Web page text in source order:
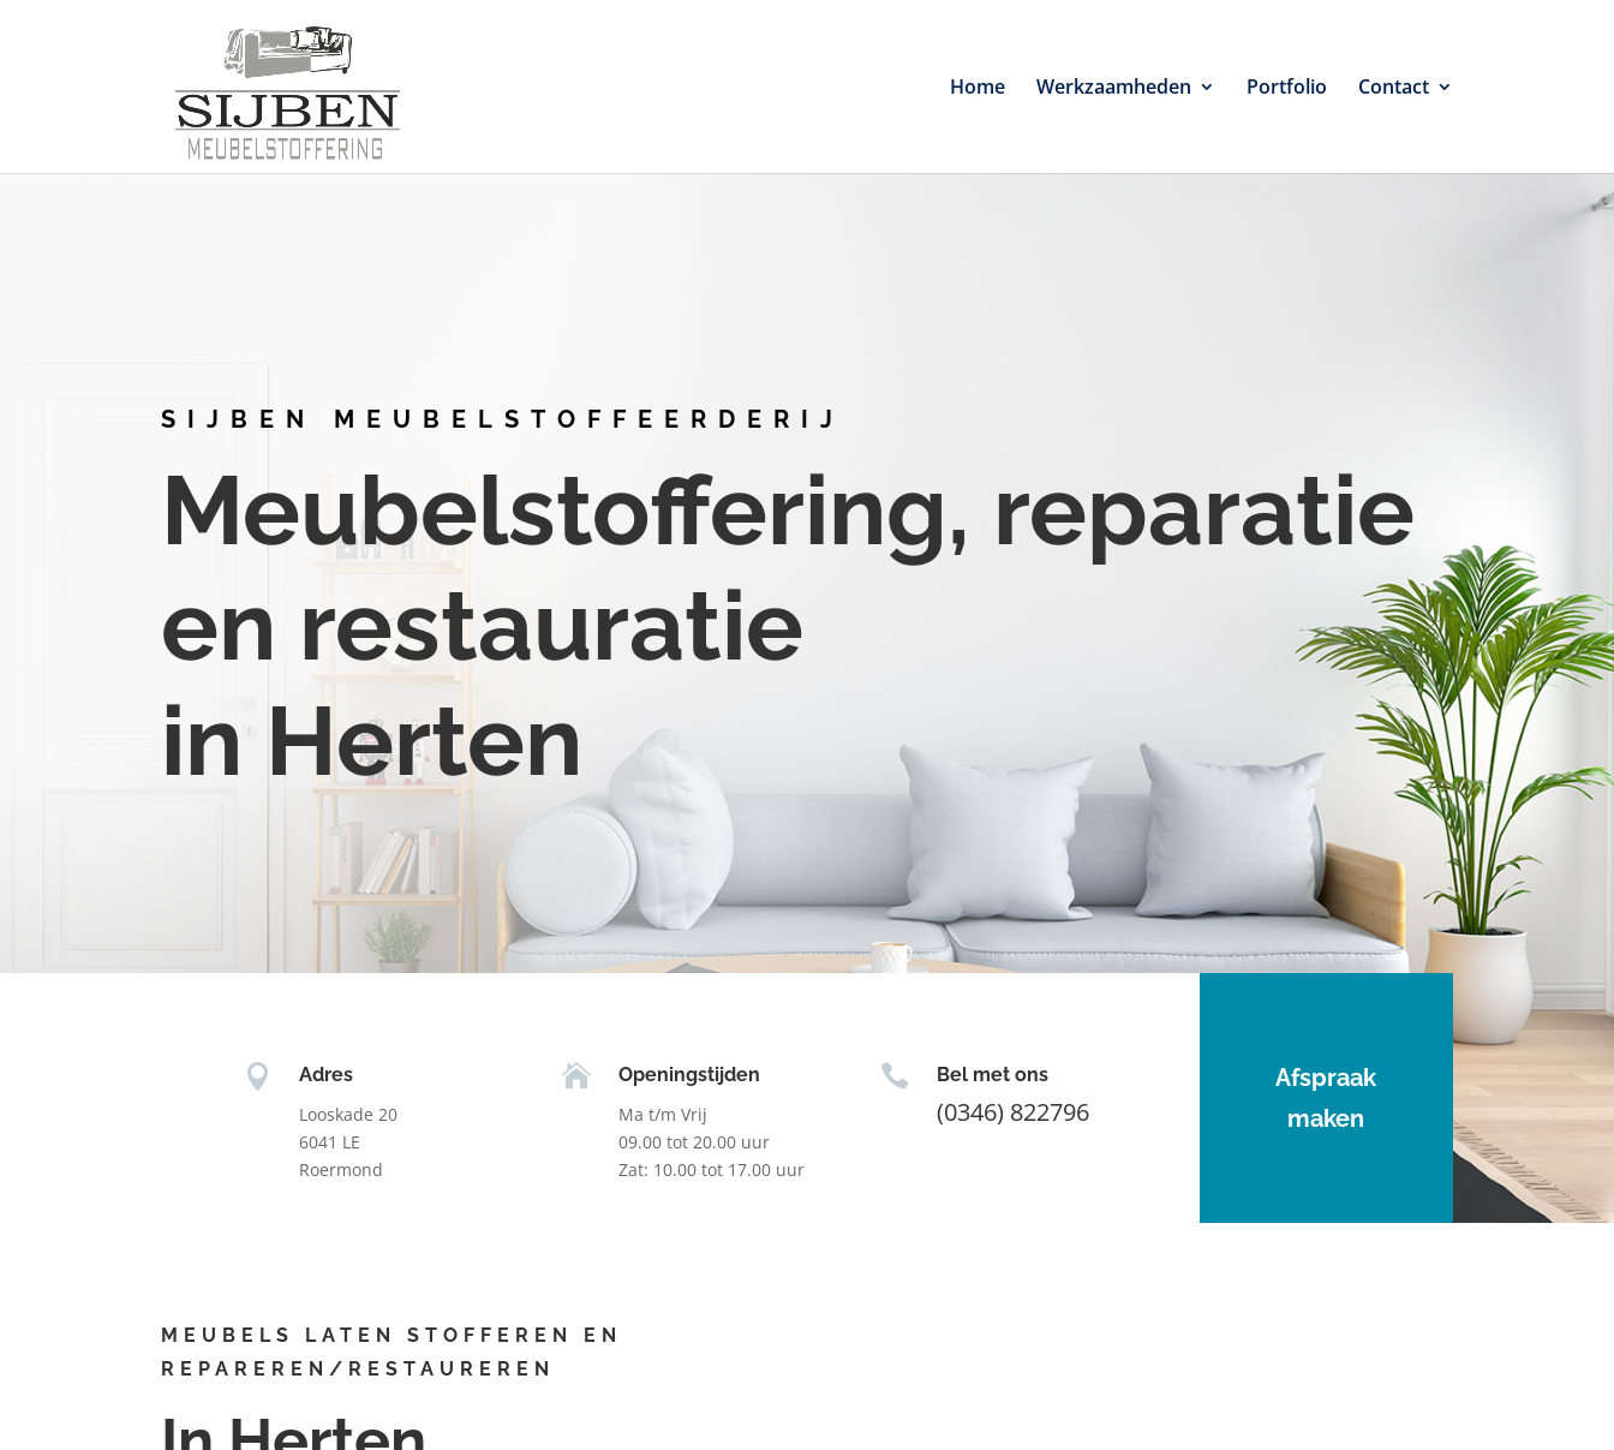
Home Werkzaamheden Portfolio Contact
SIJBEN MEUBELSTOFFEERDERIJ
Meubelstoffering, reparatie
en restauratie
in Herten

Adres
Looskade 20
6041 LE
Roermond

Openingstijden
Ma t/m Vrij
09.00 tot 20.00 uur
Zat: 10.00 tot 17.00 uur
 Bel met ons
(0346) 822796
Afspraak
maken
MEUBELS LATEN STOFFEREN EN
REPAREREN/RESTAUREREN